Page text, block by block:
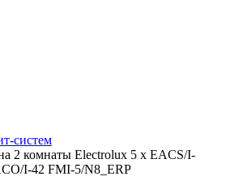
систем
2 комнаты Electrolux 5 x EACS/I-
I-42 FMI-5/N8_ERP